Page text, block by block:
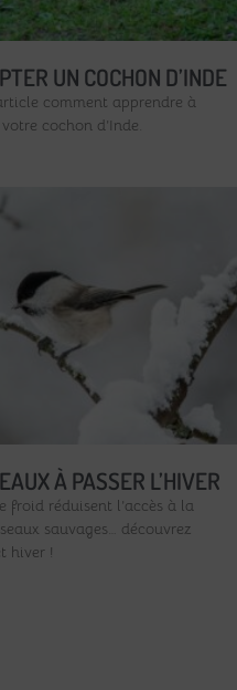
UN COCHON D’INDE
comment apprendre à
cochon d’Inde.
À PASSER L’HIVER
froid réduisent l’accès à la
sauvages… découvrez
hiver !